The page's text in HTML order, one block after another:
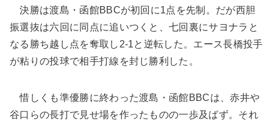
決勝は渡島・函館BBCが初回に1点を先制。だが西胆
振選抜は六回に同点に追いつくと、七回裏にサヨナラと
なる勝ち越し点を奪取し2-1と逆転した。エース長橋投手
が粘りの投球で相手打線を封じ勝利した。
惜しくも準優勝に終わった渡島・函館BBCは、赤井や
谷口らの長打で見せ場を作ったものの一歩及ばず。それ